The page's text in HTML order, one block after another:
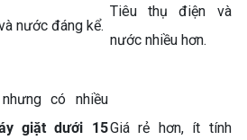
nước đáng kể.
Tiêu thụ điện và
nước nhiều hơn.
có nhiều
giặt dưới 15Giá rẻ hơn, ít tính